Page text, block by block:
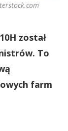
został
To
farm